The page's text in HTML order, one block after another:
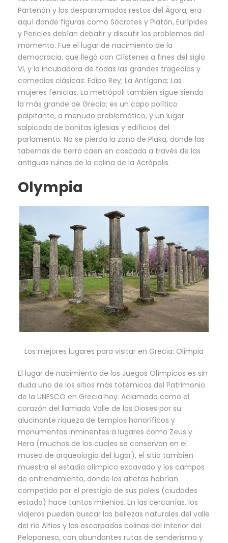
Partenón y los desparramados restos del Ágora, era
aquí donde figuras como Sócrates y Platón, Eurípides
y Pericles debían debatir y discutir los problemas del
momento. Fue el lugar de nacimiento de la
democracia, que llegó con Clístenes a fines del siglo
VI, y la incubadora de todas las grandes tragedias y
comedias clásicas: Edipo Rey; La Antígona; Las
mujeres fenicias. La metrópoli también sigue siendo
la más grande de Grecia; es un capo político
palpitante, a menudo problemático, y un lugar
salpicado de bonitas iglesias y edificios del
parlamento. No se pierda la zona de Plaka, donde las
tabernas de tierra caen en cascada a través de las
antiguas ruinas de la colina de la Acrópolis.
Olympia
Los mejores lugares para visitar en Grecia: Olimpia
El lugar de nacimiento de los Juegos Olímpicos es sin
duda uno de los sitios más totémicos del Patrimonio
de la UNESCO en Grecia hoy. Aclamado como el
corazón del llamado Valle de los Dioses por su
alucinante riqueza de templos honoríficos y
monumentos inminentes a lugares como Zeus y
Hera (muchos de los cuales se conservan en el
museo de arqueología del lugar), el sitio también
muestra el estadio olímpico excavado y los campos
de entrenamiento, donde los atletas habrían
competido por el prestigio de sus poleis (ciudades
estado) hace tantos milenios. En las cercanías, los
viajeros pueden buscar las bellezas naturales del valle
del río Alfios y las escarpadas colinas del interior del
Peloponeso, con abundantes rutas de senderismo y